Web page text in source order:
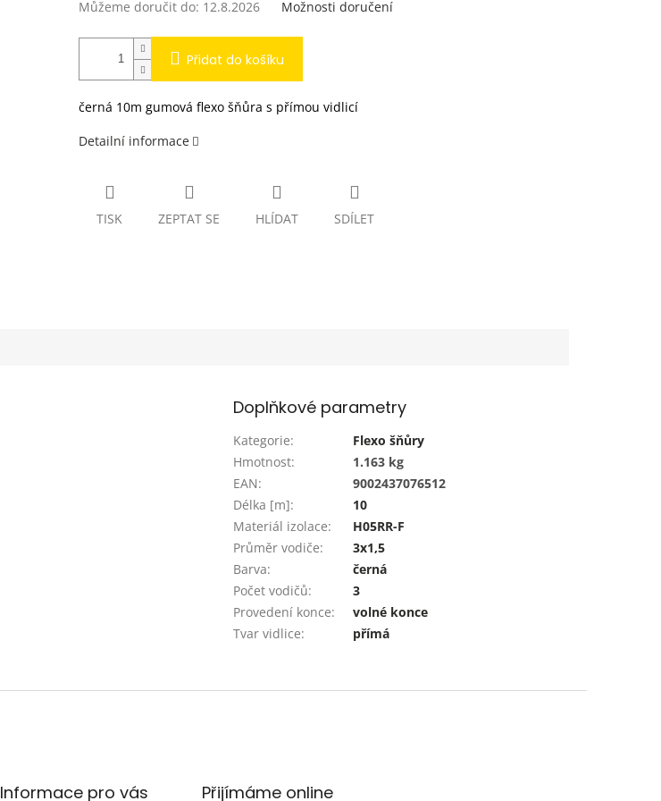
Můžeme doručit do: 12.8.2026 Možnosti doručení
Přidat do košíku
černá 10m gumová flexo šňůra s přímou vidlicí
Detailní informace
TISK ZEPTAT SE HLÍDAT SDÍLET
Doplňkové parametry
Kategorie:
Flexo šňůry
Hmotnost:
1.163 kg
EAN:
9002437076512
Délka [m]:
10
Materiál izolace:
H05RR-F
Průměr vodiče:
3x1,5
Barva:
černá
Počet vodičů:
3
Provedení konce:
volné konce
Tvar vidlice: přímá
Informace pro vás Přijímáme online